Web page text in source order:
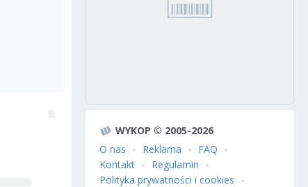
WYKOP © 2005-2026
O nas
Reklama
FAQ
Kontakt
Regulamin
Polityka prywatności i cookies